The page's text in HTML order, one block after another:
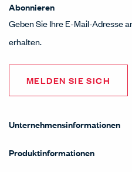
Abonnieren
Geben Sie Ihre E-Mail-Adresse
erhalten.
MELDEN SIE SICH
Unternehmensinformationen
Produktinformationen